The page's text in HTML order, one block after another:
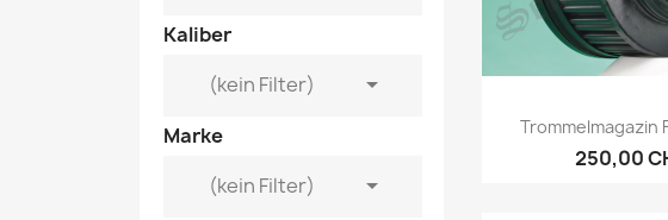
Kaliber
(kein Filter)

Marke
(kein Filter)


Trommelmagazin
250,00